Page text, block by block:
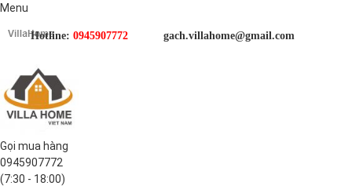
Menu
Hotline: 0945907772 gach.villahome@gmail.com
Gọi mua hàng
0945907772
(7:30 - 18:00)